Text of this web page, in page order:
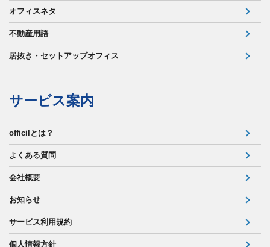
オフィスネタ
不動産用語
居抜き・セットアップオフィス
サービス案内
officilとは？
よくある質問
会社概要
お知らせ
サービス利用規約
個人情報方針